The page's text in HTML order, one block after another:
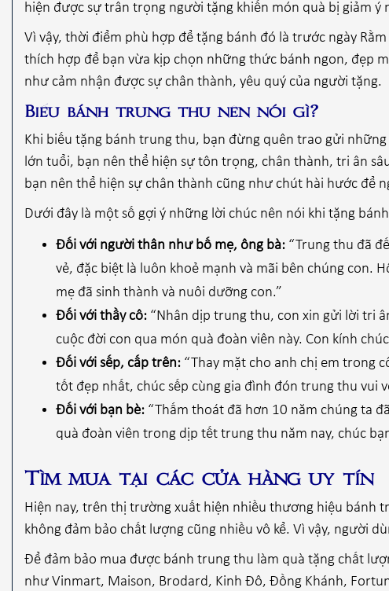
hiện được sự trân trọng người tặng khiến món quà bị giảm ý
Vì vậy, thời điểm phù hợp để tặng bánh đó là trước ngày
thích hợp để bạn vừa kịp chọn những thức bánh ngon, đẹp
như cảm nhận được sự chân thành, yêu quý của người tặng.
Biếu bánh trung thu nên nói gì?
Khi biếu tặng bánh trung thu, bạn đừng quên trao gửi
lớn tuổi, bạn nên thể hiện sự tôn trọng, chân thành, tri ân
bạn nên thể hiện sự chân thành cũng như chút hài hước để
Dưới đây là một số gợi ý những lời chúc nên nói khi tặng
Đối với người thân như bố mẹ, ông bà: “Trung thu đã
vẻ, đặc biệt là luôn khoẻ mạnh và mãi bên chúng con.
mẹ đã sinh thành và nuôi dưỡng con.”
Đối với thầy cô: “Nhân dịp trung thu, con xin gửi lời tri
cuộc đời con qua món quà đoàn viên này. Con kính
Đối với sếp, cấp trên: “Thay mặt cho anh chị em trong
tốt đẹp nhất, chúc sếp cùng gia đình đón trung thu vui
Đối với bạn bè: “Thấm thoát đã hơn 10 năm chúng ta
quà đoàn viên trong dịp tết trung thu năm nay, chúc
Tìm mua tại các cửa hàng uy tín
Hiện nay, trên thị trường xuất hiện nhiều thương hiệu bánh
không đảm bảo chất lượng cũng nhiều vô kể. Vì vậy, người
Để đảm bảo mua được bánh trung thu làm quà tặng chất
như Vinmart, Maison, Brodard, Kinh Đô, Đồng Khánh,